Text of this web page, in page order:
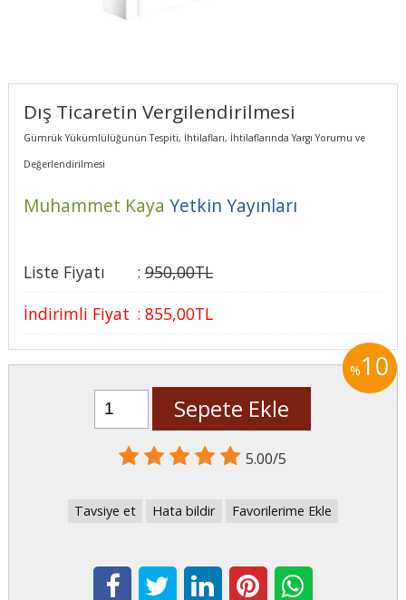
Dış Ticaretin Vergilendirilmesi
Gümrük Yükümlülüğünün Tespiti, İhtilafları, İhtilaflarında Yargı Yorumu ve
Değerlendirilmesi
Muhammet Kaya Yetkin Yayınları
Liste Fiyatı : 950,00TL
İndirimli Fiyat : 855,00TL
%10
Sepete Ekle
5.00/5
Tavsiye et Hata bildir Favorilerime Ekle